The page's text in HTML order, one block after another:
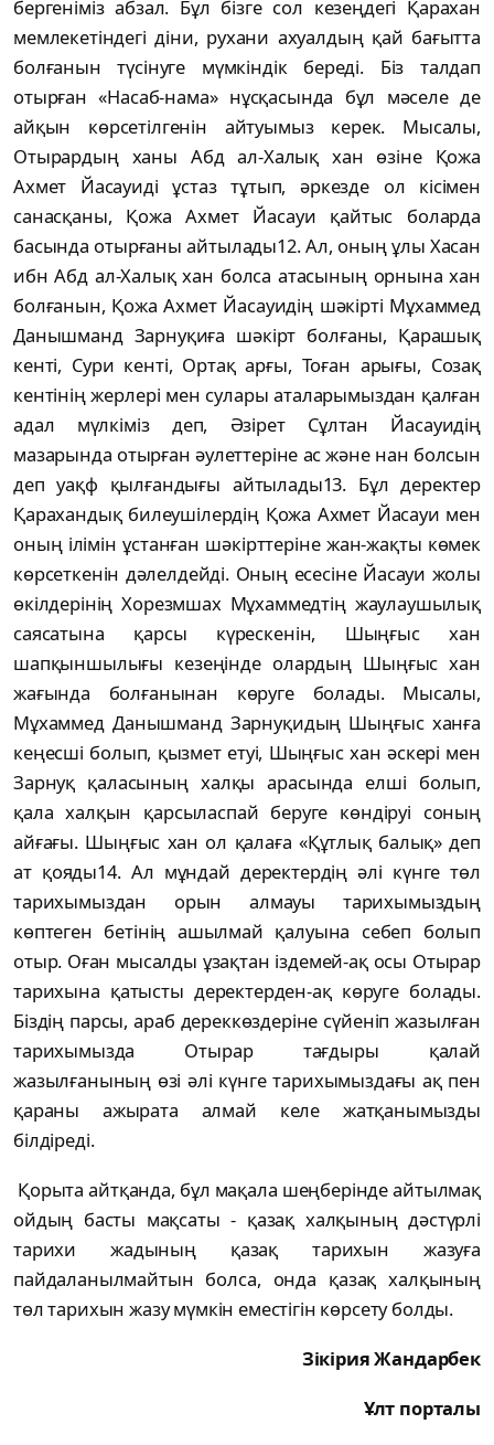
бергеніміз абзал. Бұл бізге сол кезеңдегі Қарахан
мемлекетіндегі діни, рухани ахуалдың қай бағытта
болғанын түсінуге мүмкіндік береді. Біз талдап
отырған «Насаб-нама» нұсқасында бұл мәселе де
айқын көрсетілгенін айтуымыз керек. Мысалы,
Отырардың ханы Абд ал-Халық хан өзіне Қожа
Ахмет Йасауиді ұстаз тұтып, әркезде ол кісімен
санасқаны, Қожа Ахмет Йасауи қайтыс боларда
басында отырғаны айтылады12. Ал, оның ұлы Хасан
ибн Абд ал-Халық хан болса атасының орнына хан
болғанын, Қожа Ахмет Йасауидің шәкірті Мұхаммед
Данышманд Зарнуқиға шәкірт болғаны, Қарашық
кенті, Сури кенті, Ортақ арғы, Тоған арығы, Созақ
кентінің жерлері мен сулары аталарымыздан қалған
адал мүлкіміз деп, Әзірет Сұлтан Йасауидің
мазарында отырған әулеттеріне ас және нан болсын
деп уақф қылғандығы айтылады13. Бұл деректер
Қарахандық билеушілердің Қожа Ахмет Йасауи мен
оның ілімін ұстанған шәкірттеріне жан-жақты көмек
көрсеткенін дәлелдейді. Оның есесіне Йасауи жолы
өкілдерінің Хорезмшах Мұхаммедтің жаулаушылық
саясатына қарсы күрескенін, Шыңғыс хан
шапқыншылығы кезеңінде олардың Шыңғыс хан
жағында болғанынан көруге болады. Мысалы,
Мұхаммед Данышманд Зарнуқидың Шыңғыс ханға
кеңесші болып, қызмет етуі, Шыңғыс хан әскері мен
Зарнуқ қаласының халқы арасында елші болып,
қала халқын қарсыласпай беруге көндіруі соның
айғағы. Шыңғыс хан ол қалаға «Құтлық балық» деп
ат қояды14. Ал мұндай деректердің әлі күнге төл
тарихымыздан орын алмауы тарихымыздың
көптеген бетінің ашылмай қалуына себеп болып
отыр. Оған мысалды ұзақтан іздемей-ақ осы Отырар
тарихына қатысты деректерден-ақ көруге болады.
Біздің парсы, араб дереккөздеріне сүйеніп жазылған
тарихымызда Отырар тағдыры қалай
жазылғанының өзі әлі күнге тарихымыздағы ақ пен
қараны ажырата алмай келе жатқанымызды
білдіреді.
Қорыта айтқанда, бұл мақала шеңберінде айтылмақ
ойдың басты мақсаты - қазақ халқының дәстүрлі
тарихи жадының қазақ тарихын жазуға
пайдаланылмайтын болса, онда қазақ халқының
төл тарихын жазу мүмкін еместігін көрсету болды.
Зікірия Жандарбек
Ұлт порталы